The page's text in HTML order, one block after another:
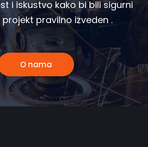
i iskustvo kako bi bili sigurni
pravilno izveden .
O nama